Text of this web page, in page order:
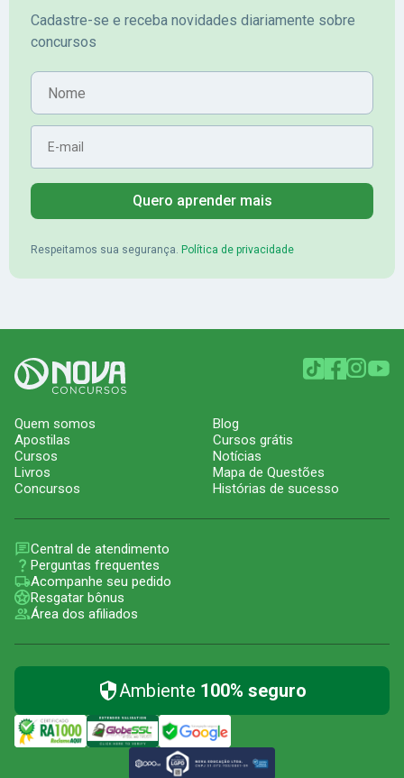
mérito no concurso do
Banrisul.Charles Kelvin Friske -
Pimenta -
Cadastre-se e receba novidades diariamente sobre
concursos
Nome
E-mail
Quero aprender mais
Respeitamos sua segurança. Política de privacidade
Quem somos
Apostilas
Cursos
Livros
Concursos
Blog
Cursos grátis
Notícias
Mapa de Questões
Histórias de sucesso
Central de atendimento
Perguntas frequentes
Acompanhe seu pedido
Resgatar bônus
Área dos afiliados
Ambiente 100% seguro